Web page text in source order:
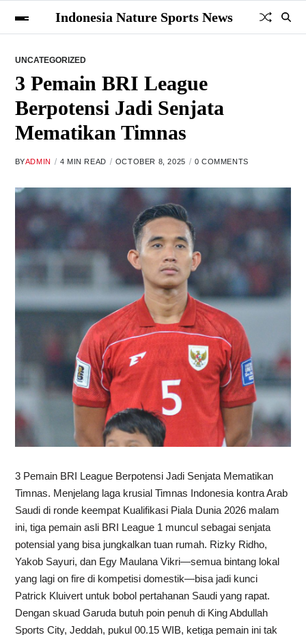
Indonesia Nature Sports News
UNCATEGORIZED
3 Pemain BRI League
Berpotensi Jadi Senjata
Mematikan Timnas
BYADMIN 4 MIN READ OCTOBER 8, 2025 0 COMMENTS
3 Pemain BRI League Berpotensi Jadi Senjata Mematikan
Timnas. Menjelang laga krusial Timnas Indonesia kontra Arab
Saudi di ronde keempat Kualifikasi Piala Dunia 2026 malam
ini, tiga pemain asli BRI League 1 muncul sebagai senjata
potensial yang bisa jungkalkan tuan rumah. Rizky Ridho,
Yakob Sayuri, dan Egy Maulana Vikri—semua bintang lokal
yang lagi on fire di kompetisi domestik—bisa jadi kunci
Patrick Kluivert untuk bobol pertahanan Saudi yang rapat.
Dengan skuad Garuda butuh poin penuh di King Abdullah
Sports City, Jeddah, pukul 00.15 WIB, ketiga pemain ini tak